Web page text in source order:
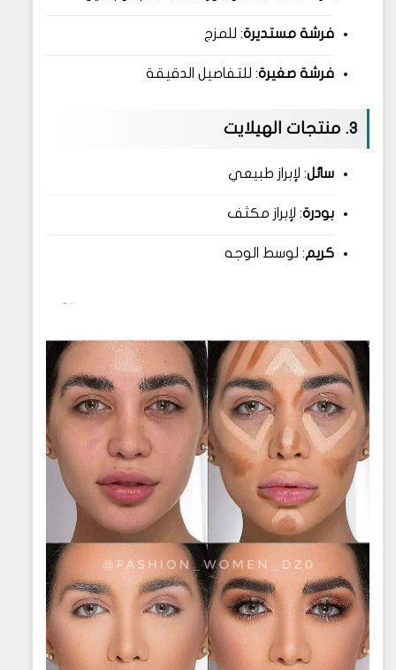
فرشة مستديرة: للمزج
فرشة صغيرة: للتفاصيل الدقيقة
3. منتجات الهيلايت
سائل: لإبراز طبيعي
بودرة: لإبراز مكثف
كريم: لوسط الوجه